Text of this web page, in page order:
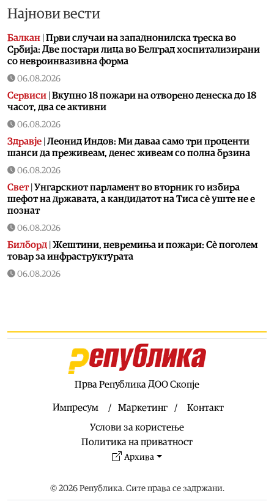
Најнови вести
Балкан Први случаи на западнонилска треска во
Србија: Две постари лица во Белград хоспитализирани
со невроинвазивна форма
06.08.2026
Сервиси Вкупно 18 пожари на отворено денеска до 18
часот, два се активни
06.08.2026
Здравје Леонид Индов: Ми даваа само три проценти
шанси да преживеам, денес живеам со полна брзина
06.08.2026
Свет| Унгарскиот парламент во вторник го избира
шефот на државата, а кандидатот на Тиса сè уште не е
познат
06.08.2026
Билборд Жештини, невремиња и пожари: Сè поголем
товар за инфраструктурата
06.08.2026
Астро|Бившиот се враќа во животот на овие три знаци
и носи целосен немир
Лазаров: Имињата не ја даваат целата слика, за
06.08.2026
Топ четири најчисти реки во Македонија:
Каде да се капете, рибарите и уживате ова лето
дрвја од невремето во Скопје
Прва Република ДОО Скопје
Импресум Маркетинг
Контакт
Услови за користење
Политика на приватност
Архива
© 2026 Република. Сите права се задржани.